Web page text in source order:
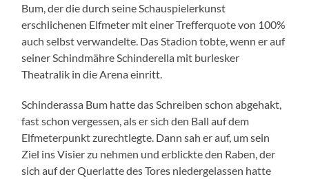
Bum, der die durch seine Schauspielerkunst
erschlichenen Elfmeter mit einer Trefferquote von 100%
auch selbst verwandelte. Das Stadion tobte, wenn er auf
seiner Schindmähre Schinderella mit burlesker
Theatralik in die Arena einritt.
Schinderassa Bum hatte das Schreiben schon abgehakt,
fast schon vergessen, als er sich den Ball auf dem
Elfmeterpunkt zurechtlegte. Dann sah er auf, um sein
Ziel ins Visier zu nehmen und erblickte den Raben, der
sich auf der Querlatte des Tores niedergelassen hatte